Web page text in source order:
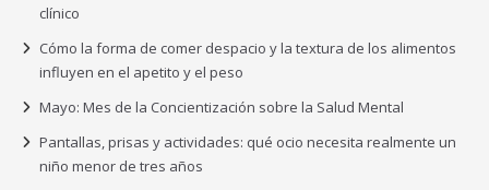
clínico
Cómo la forma de comer despacio y la textura de los alimentos
influyen en el apetito y el peso
Mayo: Mes de la Concientización sobre la Salud Mental
Pantallas, prisas y actividades: qué ocio necesita realmente un
niño menor de tres años